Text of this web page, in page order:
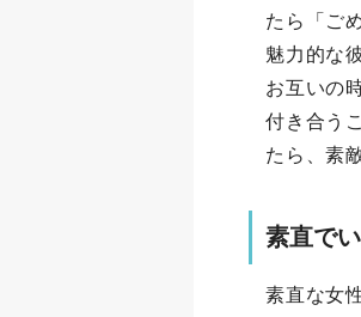
たら「ご
魅力的な
お互いの
付き合う
たら、素
素直で
素直な女